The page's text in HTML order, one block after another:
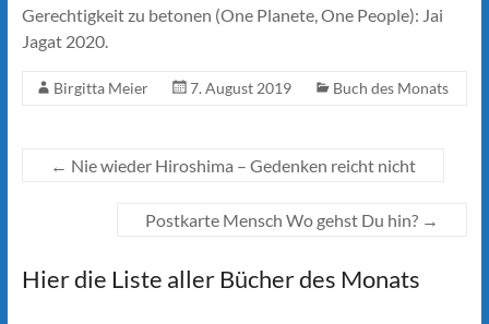
Gerechtigkeit zu betonen (One Planete, One People): Jai
Jagat 2020.
Birgitta Meier 7. August 2019 Buch des Monats
← Nie wieder Hiroshima – Gedenken reicht nicht
Postkarte Mensch Wo gehst Du hin? →
Hier die Liste aller Bücher des Monats